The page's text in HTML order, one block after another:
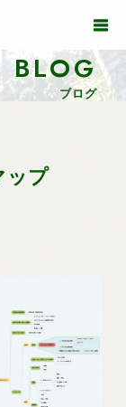
BLOG
ブログ
ップ